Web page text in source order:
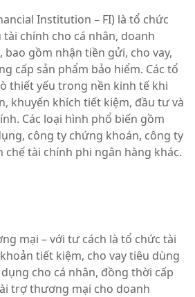
Institution – FI) là tổ chức
tài chính cho cá nhân, doanh
bao gồm nhận tiền gửi, cho vay,
cấp sản phẩm bảo hiểm. Các tổ
thiết yếu trong nền kinh tế khi
khuyến khích tiết kiệm, đầu tư và
Các loại hình phổ biến gồm
công ty chứng khoán, công ty
chế tài chính phi ngân hàng khác.
mại – với tư cách là tổ chức tài
tiết kiệm, cho vay tiêu dùng
cho cá nhân, đồng thời cấp
trợ thương mại cho doanh